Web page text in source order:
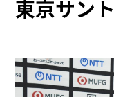
東京サン